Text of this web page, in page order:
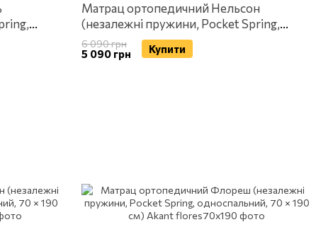
Матрац ортопедичний Нельсон
(незалежні пружини, Pocket Spring,
односпальний, 70 × 190 см) Akant
6 090 грн
5 090 грн Купити